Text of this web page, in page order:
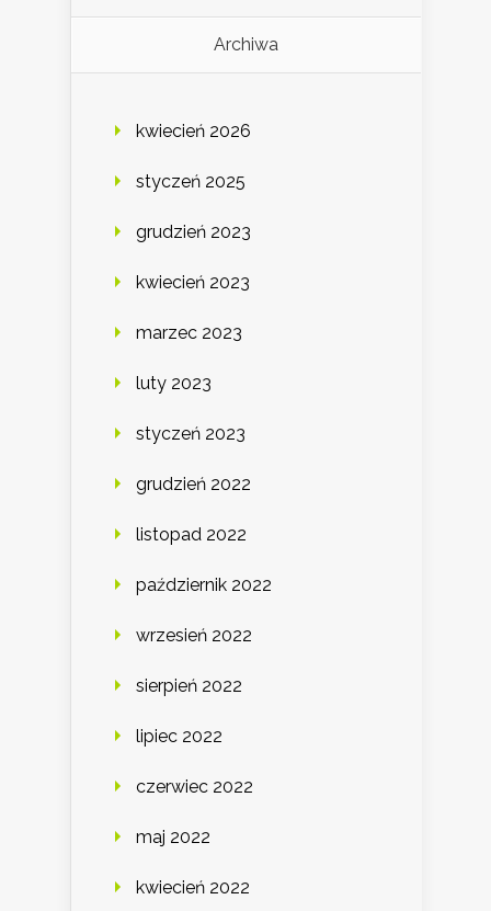
Archiwa
kwiecień 2026
styczeń 2025
grudzień 2023
kwiecień 2023
marzec 2023
luty 2023
styczeń 2023
grudzień 2022
listopad 2022
październik 2022
wrzesień 2022
sierpień 2022
lipiec 2022
czerwiec 2022
maj 2022
kwiecień 2022